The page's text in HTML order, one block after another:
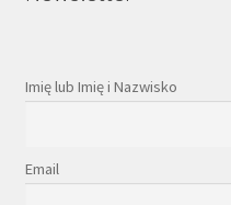
Imię lub Imię i Nazwisko
Email